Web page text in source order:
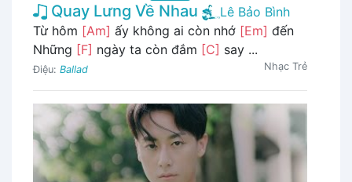
Quay Lưng Về Nhau
Lê Bảo Bình
Từ hôm [Am] ấy không ai còn nhớ [Em] đến
Những [F] ngày ta còn đắm [C] say ...
Điệu: Ballad Nhạc Trẻ